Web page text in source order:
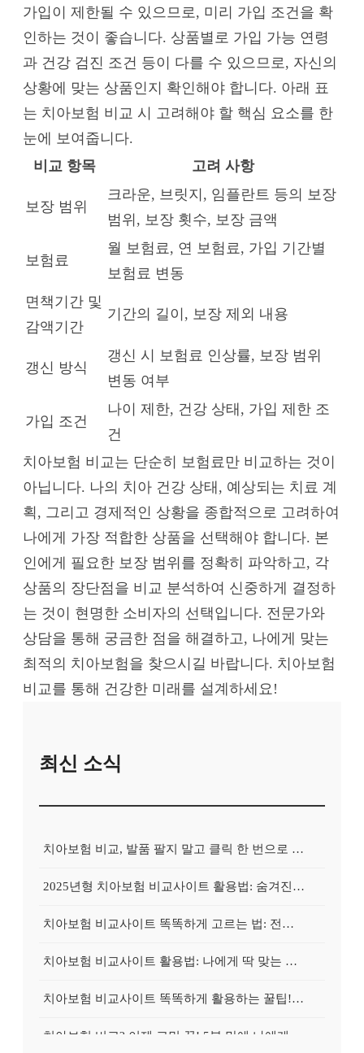
가입이 제한될 수 있으므로, 미리 가입 조건을 확
인하는 것이 좋습니다. 상품별로 가입 가능 연령
과 건강 검진 조건 등이 다를 수 있으므로, 자신의
상황에 맞는 상품인지 확인해야 합니다. 아래 표
는 치아보험 비교 시 고려해야 할 핵심 요소를 한
눈에 보여줍니다.
비교 항목
고려 사항
보장 범위
크라운, 브릿지, 임플란트 등의 보장
범위, 보장 횟수, 보장 금액
보험료
월 보험료, 연 보험료, 가입 기간별
보험료 변동
면책기간 및
감액기간
기간의 길이, 보장 제외 내용
갱신 방식
갱신 시 보험료 인상률, 보장 범위
변동 여부
가입 조건
나이 제한, 건강 상태, 가입 제한 조
건
치아보험 비교는 단순히 보험료만 비교하는 것이
아닙니다. 나의 치아 건강 상태, 예상되는 치료 계
획, 그리고 경제적인 상황을 종합적으로 고려하여
나에게 가장 적합한 상품을 선택해야 합니다. 본
인에게 필요한 보장 범위를 정확히 파악하고, 각
상품의 장단점을 비교 분석하여 신중하게 결정하
는 것이 현명한 소비자의 선택입니다. 전문가와
상담을 통해 궁금한 점을 해결하고, 나에게 맞는
최적의 치아보험을 찾으시길 바랍니다. 치아보험
비교를 통해 건강한 미래를 설계하세요!
최신 소식
치아보험 비교, 발품 팔지 말고 클릭 한 번으로 끝내는 비법! 후기 대방출
2025년형 치아보험 비교사이트 활용법: 숨겨진 보험금 100% 환급 전략
치아보험 비교사이트 똑똑하게 고르는 법: 전문가가 알려주는 5가지 꿀팁
치아보험 비교사이트 활용법: 나에게 딱 맞는 보험, 손쉽게 찾는 비법 공개
치아보험 비교사이트 똑똑하게 활용하는 꿀팁! 내 보험금 최대 2배로 불리기